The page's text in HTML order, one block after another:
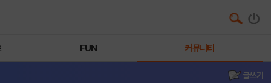
FUN 커뮤니티
글쓰기